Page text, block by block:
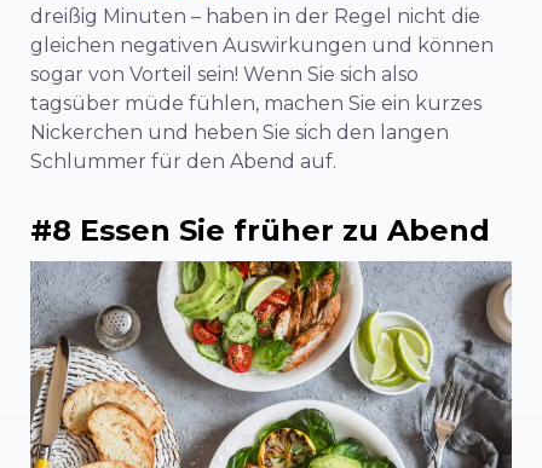
dreißig Minuten – haben in der Regel nicht die
gleichen negativen Auswirkungen und können
sogar von Vorteil sein! Wenn Sie sich also
tagsüber müde fühlen, machen Sie ein kurzes
Nickerchen und heben Sie sich den langen
Schlummer für den Abend auf.
#8 Essen Sie früher zu Abend